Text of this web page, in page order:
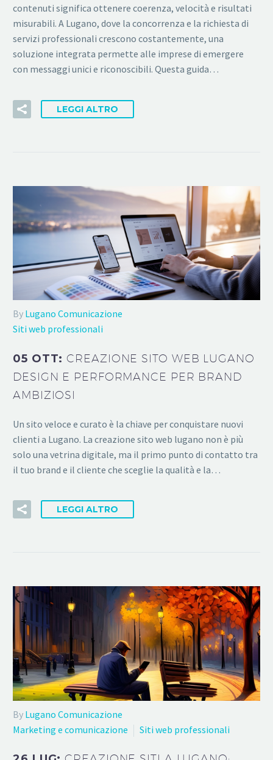
contenuti significa ottenere coerenza, velocità e risultati
misurabili. A Lugano, dove la concorrenza e la richiesta di
servizi professionali crescono costantemente, una
soluzione integrata permette alle imprese di emergere
con messaggi unici e riconoscibili. Questa guida…
LEGGI ALTRO
By Lugano Comunicazione
Siti web professionali
05 OTT:CREAZIONE SITO WEB LUGANO
DESIGN E PERFORMANCE PER BRAND
AMBIZIOSI
Un sito veloce e curato è la chiave per conquistare nuovi
clienti a Lugano. La creazione sito web lugano non è più
solo una vetrina digitale, ma il primo punto di contatto tra
il tuo brand e il cliente che sceglie la qualità e la…
LEGGI ALTRO
By Lugano Comunicazione
Marketing e comunicazione
Siti web professionali